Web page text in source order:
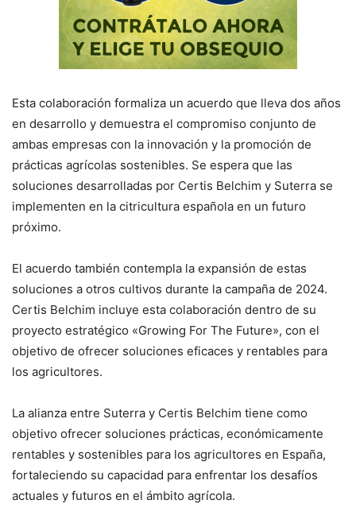
Esta colaboración formaliza un acuerdo que lleva dos años
en desarrollo y demuestra el compromiso conjunto de
ambas empresas con la innovación y la promoción de
prácticas agrícolas sostenibles. Se espera que las
soluciones desarrolladas por Certis Belchim y Suterra se
implementen en la citricultura española en un futuro
próximo.
El acuerdo también contempla la expansión de estas
soluciones a otros cultivos durante la campaña de 2024.
Certis Belchim incluye esta colaboración dentro de su
proyecto estratégico «Growing For The Future», con el
objetivo de ofrecer soluciones eficaces y rentables para
los agricultores.
La alianza entre Suterra y Certis Belchim tiene como
objetivo ofrecer soluciones prácticas, económicamente
rentables y sostenibles para los agricultores en España,
fortaleciendo su capacidad para enfrentar los desafíos
actuales y futuros en el ámbito agrícola.